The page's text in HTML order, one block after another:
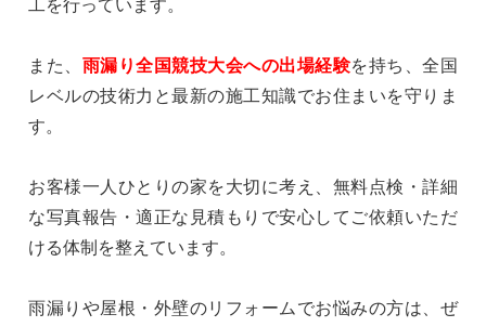
工を行っています。
また、 雨漏り全国競技大会への出場経験を持ち、全国
レベルの技術力と最新の施工知識でお住まいを守りま
す。
お客様一人ひとりの家を大切に考え、無料点検・詳細
な写真報告・適正な見積もりで安心してご依頼いただ
ける体制を整えています。
雨漏りや屋根・外壁のリフォームでお悩みの方は、ぜ